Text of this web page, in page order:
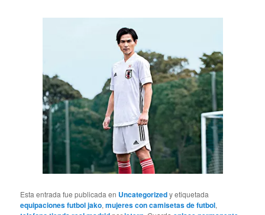
Esta entrada fue publicada en Uncategorizedy etiquetada
equipaciones futbol jako,mujeres con camisetas de futbol,